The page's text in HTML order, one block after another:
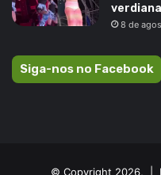
8 de
Siga-nos no Facebook
© Copyright 2026, |